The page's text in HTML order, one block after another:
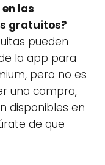
las
gratuitos?
pueden
la app para
pero no es
una compra,
disponibles en
de que